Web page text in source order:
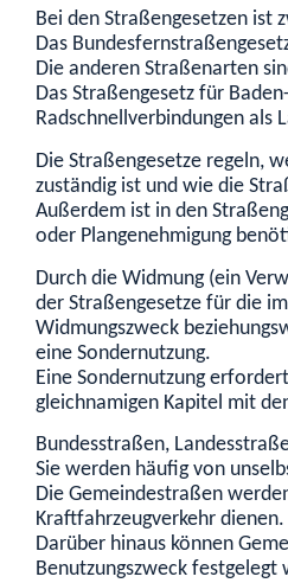
Bei den Straßengesetzen ist
Das
Die anderen Straßenarten
Das Straßengesetz für
Radschnellverbindungen als
Die Straßengesetze regeln,
zuständig ist und wie die
Außerdem ist in den
oder Plangenehmigung
Durch die Widmung (ein
der Straßengesetze für die
Widmungszweck
eine Sondernutzung.
Eine Sondernutzung
gleichnamigen Kapitel mit
Bundesstraßen,
Sie werden häufig von
Die Gemeindestraßen
Kraftfahrzeugverkehr dienen.
Darüber hinaus können
Benutzungszweck festgelegt